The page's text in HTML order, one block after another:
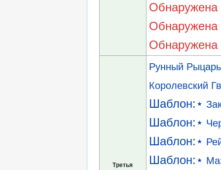
Третья
Рунный Рыцарь
Королевский
Шаблон:⋆
Шаблон:⋆
Шаблон:⋆
Шаблон:⋆